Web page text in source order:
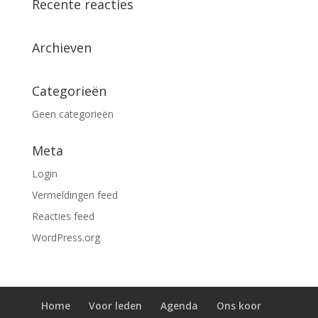
Recente reacties
Archieven
Categorieën
Geen categorieën
Meta
Login
Vermeldingen feed
Reacties feed
WordPress.org
Home Voor leden Agenda
Ons koor